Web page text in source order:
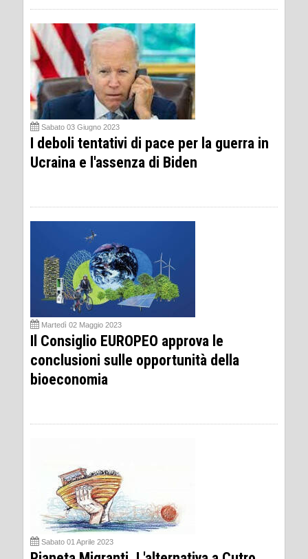
Sabato 03 Giugno 2023
I deboli tentativi di pace per la guerra in
Ucraina e l'assenza di Biden
Martedì 02 Maggio 2023
Il Consiglio EUROPEO approva le
conclusioni sulle opportunità della
bioeconomia
Sabato 01 Aprile 2023